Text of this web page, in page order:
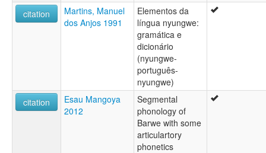
citation
Martins, Manuel
dos Anjos 1991
Elementos da
língua nyungwe:
gramática e
dicionário
(nyungwe-
português-
nyungwe)
citation
Esau Mangoya
2012
Segmental
phonology of
Barwe with some
articulartory
phonetics